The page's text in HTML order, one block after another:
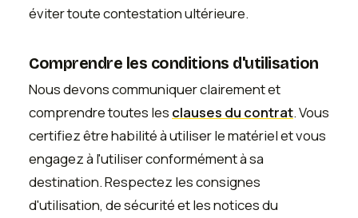
éviter toute contestation ultérieure.
Comprendre les conditions d'utilisation
Nous devons communiquer clairement et
comprendre toutes les clauses du contrat. Vous
certifiez être habilité à utiliser le matériel et vous
engagez à l'utiliser conformément à sa
destination. Respectez les consignes
d'utilisation, de sécurité et les notices du